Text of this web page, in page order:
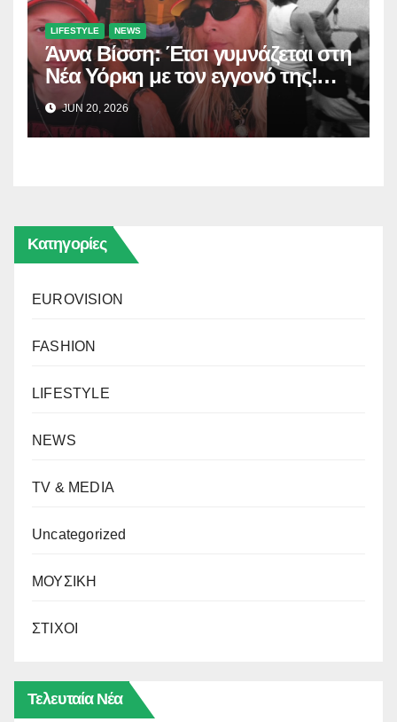
LIFESTYLE NEWS
Άννα Βίσση: Έτσι γυμνάζεται στη
Νέα Υόρκη με τον εγγονό της!
(Δείτε το βίντεο)
JUN 20, 2026
Κατηγορίες
EUROVISION
FASHION
LIFESTYLE
NEWS
TV & MEDIA
Uncategorized
ΜΟΥΣΙΚΗ
ΣΤΙΧΟΙ
Τελευταία Νέα